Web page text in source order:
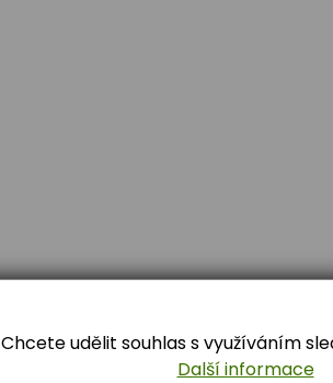
Chcete udělit souhlas s využíváním
Další informace